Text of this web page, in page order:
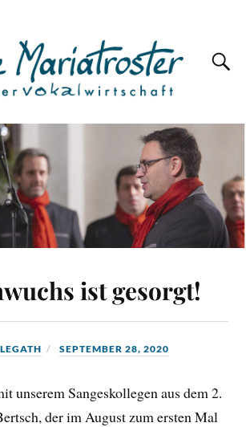
ist gesorgt!
SEPTEMBER 28, 2020
unserem Sangeskollegen aus dem 2.
der im August zum ersten Mal